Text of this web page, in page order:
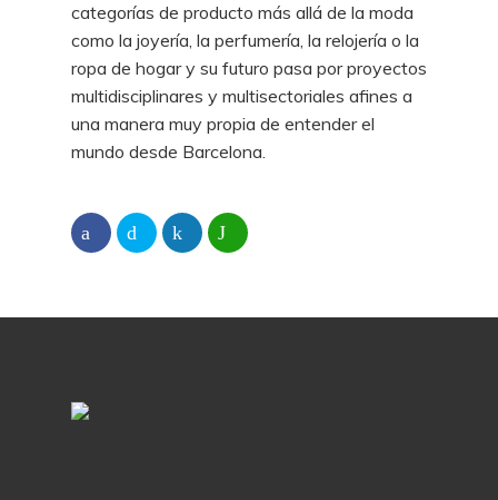
categorías de producto más allá de la moda
como la joyería, la perfumería, la relojería o la
ropa de hogar y su futuro pasa por proyectos
multidisciplinares y multisectoriales afines a
una manera muy propia de entender el
mundo desde Barcelona.